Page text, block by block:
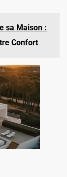
sa Maison :
Confort